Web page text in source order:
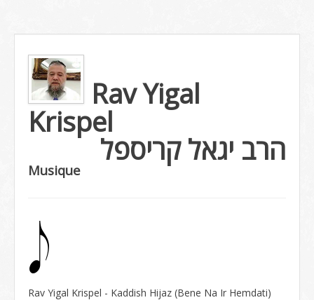
Rav Yigal
Krispel
הרב יגאל קריספל
Musique
Rav Yigal Krispel - Kaddish Hijaz (Bene Na Ir Hemdati)